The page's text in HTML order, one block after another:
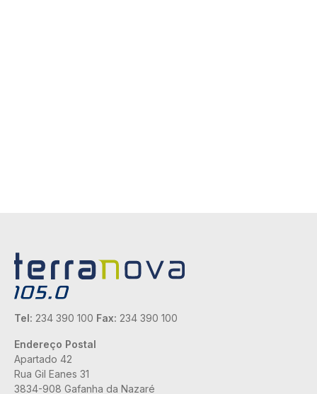
Tel: 234 390 100 Fax: 234 390 100
Endereço Postal
Apartado 42
Rua Gil Eanes 31
3834-908 Gafanha da Nazaré